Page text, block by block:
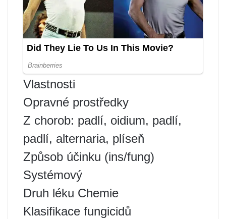
Vlastnosti
Opravné prostředky
Z chorob: padlí, oidium, padlí,
padlí, alternaria, plíseň
Způsob účinku (ins/fung)
Systémový
Druh léku Chemie
Klasifikace fungicidů